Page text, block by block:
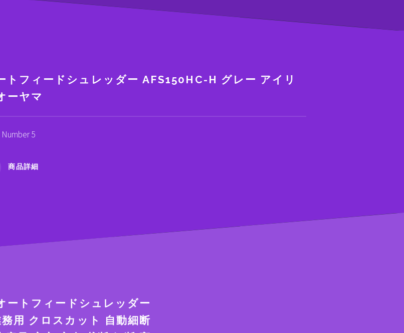
トフィードシュレッダー AFS150HC-H グレー アイリ
ーヤマ
5
商品詳細
ートフィードシュレッダー
用 クロスカット 自動細断